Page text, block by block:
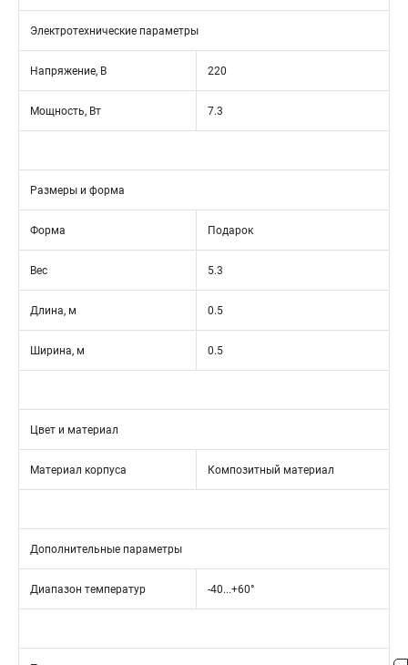
Электротехнические параметры
Напряжение, В 220
Мощность, Вт 7.3
Размеры и форма
Форма Подарок
Вес 5.3
Длина, м 0.5
Ширина, м 0.5
Цвет и материал
Материал корпуса Композитный материал
Дополнительные параметры
Диапазон температур -40...+60°